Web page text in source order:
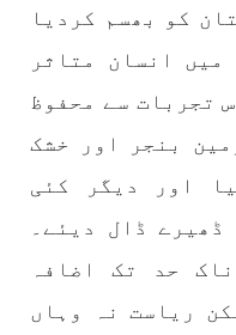
دلانے کے لئے عالمی
ریاست قاتل ہے
فوجی سرپرستی میں
ہوگی۔ ضلع آواران
کو بھسم کردیا
انسان متاثر
تجربات سے محفوظ
بنجر اور خشک
اور دیگر کئی
ڈھیرے ڈال دیئے۔
حد تک اضافہ
ریاست نہ وہاں